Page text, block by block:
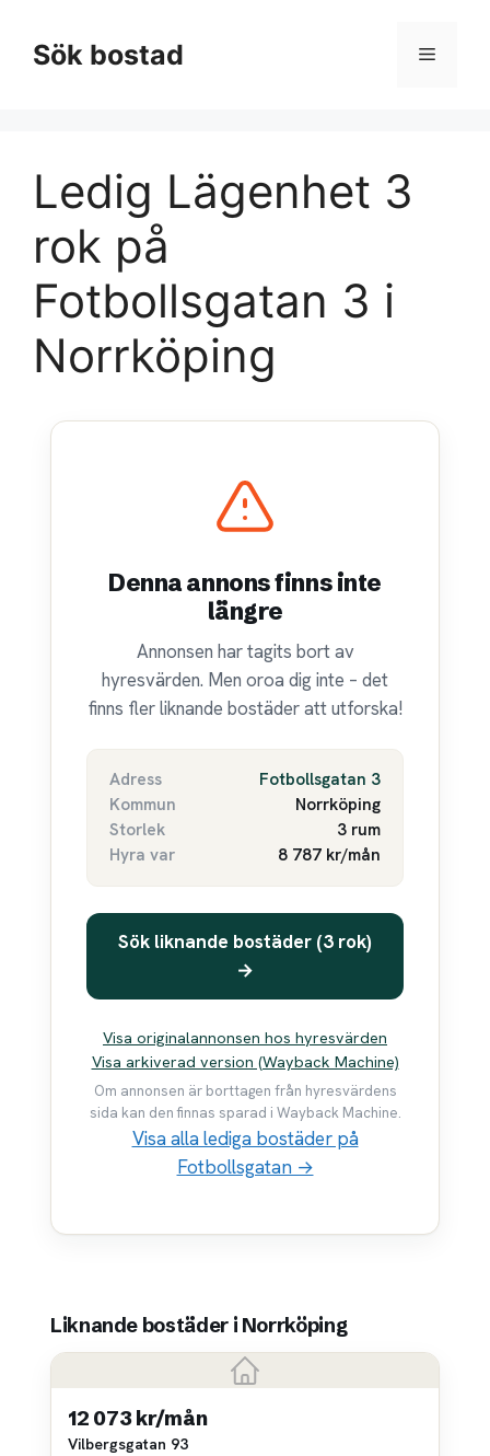
innehållSök bostad Meny
Ledig Lägenhet 3
rok på
Fotbollsgatan 3 i
Norrköping
Denna annons finns inte
längre
Annonsen har tagits bort av
hyresvärden. Men oroa dig inte – det
finns fler liknande bostäder att utforska!
Adress
Fotbollsgatan 3
Kommun
Norrköping
Storlek
3 rum
Hyra var
8 787 kr/mån
Sök liknande bostäder (3 rok)
→
Visa originalannonsen hos hyresvärden
Visa arkiverad version (Wayback Machine)
Om annonsen är borttagen från hyresvärdens
sida kan den finnas sparad i Wayback Machine.
Visa alla lediga bostäder på
Fotbollsgatan →
Liknande bostäder i Norrköping
12 073 kr/mån
Vilbergsgatan 93